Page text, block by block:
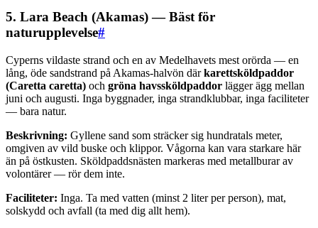
5. Lara Beach (Akamas) — Bäst för
naturupplevelse#
Cyperns vildaste strand och en av Medelhavets mest orörda — en
lång, öde sandstrand på Akamas-halvön därkarettsköldpaddor
(Caretta caretta) och gröna havssköldpaddor lägger ägg mellan
juni och augusti. Inga byggnader, inga strandklubbar, inga faciliteter
— bara natur.
Beskrivning: Gyllene sand som sträcker sig hundratals meter,
omgiven av vild buske och klippor. Vågorna kan vara starkare här
än på östkusten. Sköldpaddsnästen markeras med metallburar av
volontärer — rör dem inte.
Faciliteter: Inga. Ta med vatten (minst 2 liter per person), mat,
solskydd och avfall (ta med dig allt hem).